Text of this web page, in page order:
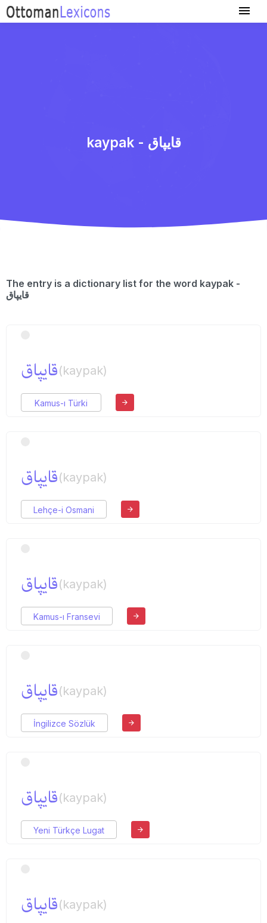
kaypak - قایپاق
The entry is a dictionary list for the word kaypak -
قایپاق
قایپاق(kaypak)
Kamus-ı Türki
قایپاق(kaypak)
Lehçe-i Osmani
قایپاق(kaypak)
Kamus-ı Fransevi
قایپاق(kaypak)
İngilizce Sözlük
قایپاق(kaypak)
Yeni Türkçe Lugat
قایپاق(kaypak)